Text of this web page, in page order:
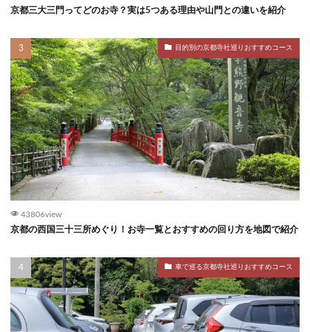
京都三大三門ってどのお寺？実は5つある理由や山門との違いを紹介
目的別の京都寺社巡りおすすめコース
43806view
京都の西国三十三所めぐり！お寺一覧とおすすめの回り方を地図で紹介
車で巡る京都寺社巡りおすすめコース